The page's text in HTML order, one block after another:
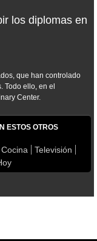
los diplomas en
que han controlado
Todo ello, en el
Center.
ESTOS OTROS
Televisión